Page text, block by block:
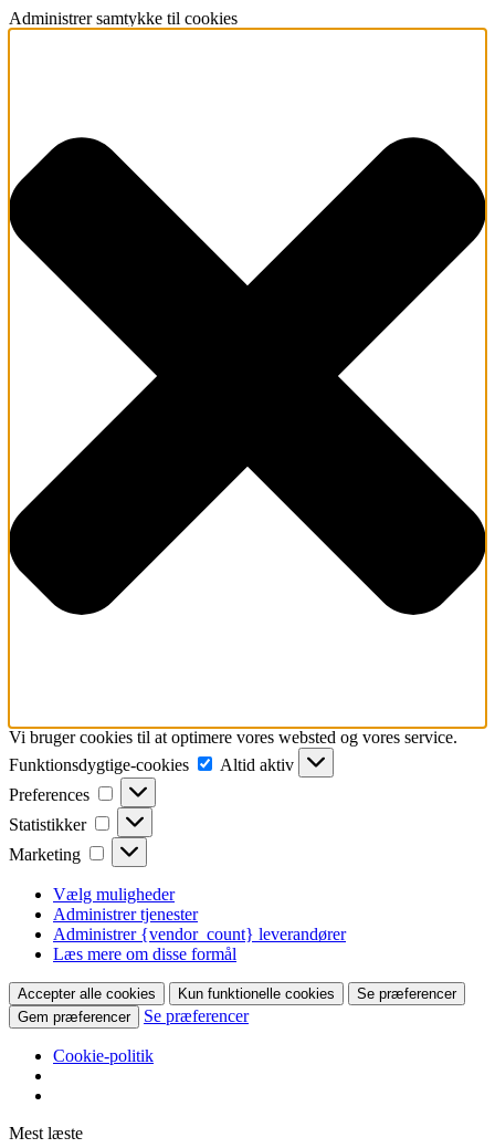
Administrer samtykke til cookies
Vi bruger cookies til at optimere vores websted og vores service.
Funktionsdygtige-cookies
Funktionsdygtige-
cookies
Altid aktiv
Preferences
Preferences
Statistikker Statistikker
Marketing Marketing
Vælg muligheder
Administrer tjenester
Administrer {vendor_count} leverandører
Læs mere om disse formål
Accepter alle cookies Kun funktionelle cookies
Se præferencer
Gem præferencer
Se præferencer
Cookie-politik
Mest læste